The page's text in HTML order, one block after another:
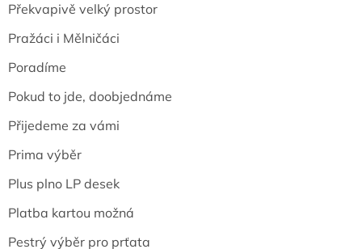
Překvapivě velký prostor
Pražáci i Mělničáci
Poradíme
Pokud to jde, doobjednáme
Přijedeme za vámi
Prima výběr
Plus plno LP desek
Platba kartou možná
Pestrý výběr pro prťata